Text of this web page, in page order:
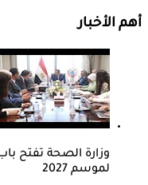
أهم الأخبار
وزارة الصحة تفتح
لموسم 2027